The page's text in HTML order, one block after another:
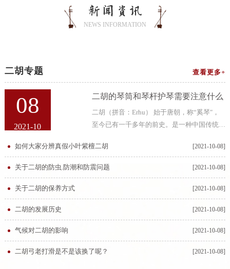
新闻资讯
NEWS INFORMATION
二胡专题 查看更多+
08
2021-10
二胡的琴筒和琴杆护琴需要注意什么
二胡（拼音：Erhu） 始于唐朝，称“奚琴"，
至今已有一千多年的前史。是一种中国传统拉
子，二胡二胡的琴筒和琴杆大多都是用紫檀
如何大家分辨真假小叶紫檀二胡 [2021-10-08]
关于二胡的防虫.防潮和防震问题 [2021-10-08]
关于二胡的保养方式 [2021-10-08]
二胡的发展历史 [2021-10-08]
气候对二胡的影响 [2021-10-08]
二胡弓老打滑是不是该换了呢？ [2021-10-08]